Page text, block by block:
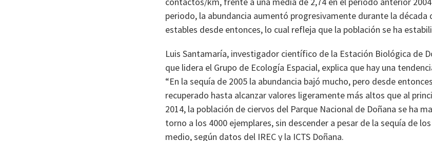
periodo, la abundancia aumentó progresivamente durante la década
estables desde entonces, lo cual refleja que la población se ha
Luis Santamaría, investigador científico de la Estación Biológica de
que lidera el Grupo de Ecología Espacial, explica que hay una
“En la sequía de 2005 la abundancia bajó mucho, pero desde
recuperado hasta alcanzar valores ligeramente más altos que al
2014, la población de ciervos del Parque Nacional de Doñana se ha
torno a los 4000 ejemplares, sin descender a pesar de la sequía de
medio, según datos del IREC y la ICTS Doñana.